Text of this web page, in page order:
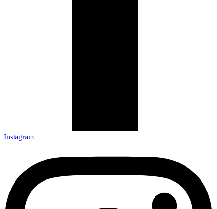
Instagram